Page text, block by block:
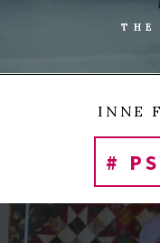
THE
INNE
#